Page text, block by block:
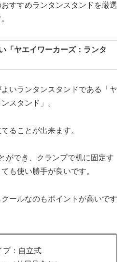
すすめランタンスタンドを厳選
「ヤエイワーカーズ：ランタ
いランタンスタンドである「ヤ
スタンド」。
ることが出来ます。
ができ、クランプで机に固定す
も使い勝手が良いです。
ールなのもポイントが高いです
プ：自立式